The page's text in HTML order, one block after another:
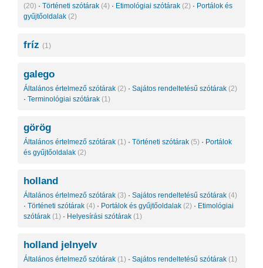
(20) · Történeti szótárak (4) · Etimológiai szótárak (2) · Portálok és
gyűjtőoldalak (2)
fríz (1)
galego
Általános értelmező szótárak (2) · Sajátos rendeltetésű szótárak (2)
· Terminológiai szótárak (1)
görög
Általános értelmező szótárak (1) · Történeti szótárak (5) · Portálok
és gyűjtőoldalak (2)
holland
Általános értelmező szótárak (3) · Sajátos rendeltetésű szótárak (4)
· Történeti szótárak (4) · Portálok és gyűjtőoldalak (2) · Etimológiai
szótárak (1) · Helyesírási szótárak (1)
holland jelnyelv
Általános értelmező szótárak (1) · Sajátos rendeltetésű szótárak (1)